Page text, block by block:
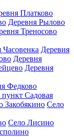
Платково
Деревня Рылово
Треносово
Часовенка Деревня
Деревня
Деревня
Федково
Садовая
Закобякино Село
Село Лисино